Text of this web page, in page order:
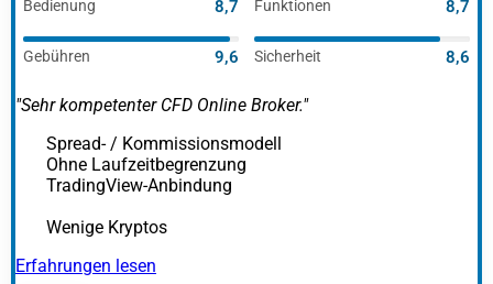
Bedienung 8,7 Funktionen 8,7
Gebühren 9,6 Sicherheit 8,6
"Sehr kompetenter CFD Online Broker."
Spread- / Kommissionsmodell
Ohne Laufzeitbegrenzung
TradingView-Anbindung
Wenige Kryptos
Erfahrungen lesen